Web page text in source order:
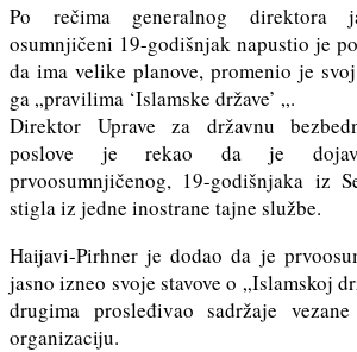
Po rečima generalnog direktora
osumnjičeni 19-godišnjak napustio je
da ima velike planove, promenio je
ga „pravilima ‘Islamske države’ „.
Direktor Uprave za državnu
poslove je rekao da je
prvoosumnjičenog, 19-godišnjaka iz
stigla iz jedne inostrane tajne službe.
Haijavi-Pirhner je dodao da je
jasno izneo svoje stavove o „Islamskoj
drugima prosleđivao sadržaje
organizaciju.